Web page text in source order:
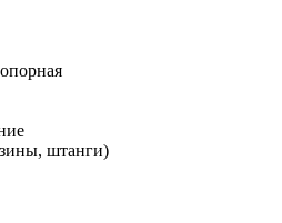
штанги)